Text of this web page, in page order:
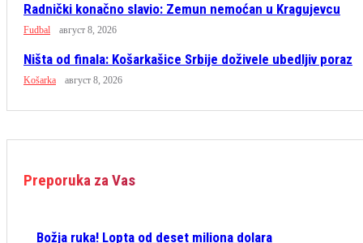
Radnički konačno slavio: Zemun nemoćan u Kragujevcu
Fudbal август 8, 2026
Ništa od finala: Košarkašice Srbije doživele ubedljiv poraz
Košarka август 8, 2026
Preporuka za Vas
Božja ruka! Lopta od deset miliona dolara